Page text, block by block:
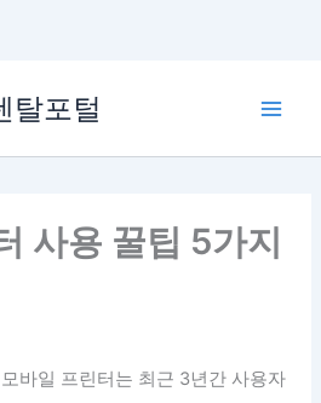
탈포털
사용 꿀팁 5가지
바일 프린터는 최근 3년간 사용자